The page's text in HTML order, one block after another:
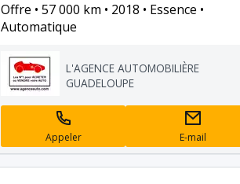
Offre 57 000 km 2018
Essence
Automatique
L'AGENCE AUTOMOBILIÈRE
GUADELOUPE
Appeler E-mail